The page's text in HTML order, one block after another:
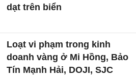
dạt trên biển
Loạt vi phạm trong kinh
doanh vàng ở Mi Hồng, Bảo
Tín Mạnh Hải, DOJI, SJC